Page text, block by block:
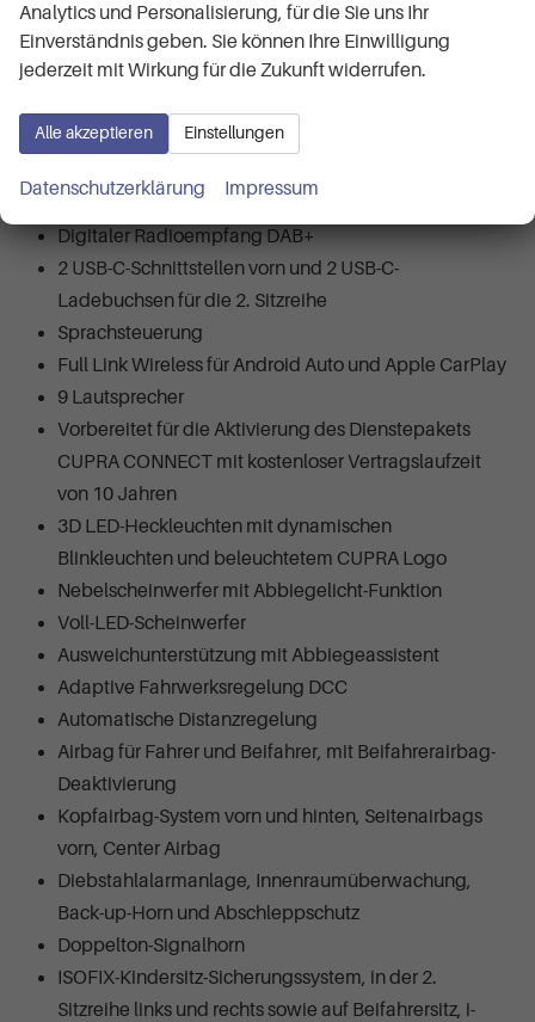
Sitzeinstellung elektrisch, für beide Vordersitze,
Fahrersitz mit Memory
Sitzmittelbahn in Dinamica "Black Soul"
Kopfstützen vorn im Sitz integriert
Media System Plus mit 12,9 Zoll Farb-Touch-Screen
Digitaler Radioempfang DAB+
2 USB-C-Schnittstellen vorn und 2 USB-C-
Ladebuchsen für die 2. Sitzreihe
Sprachsteuerung
Full Link Wireless für Android Auto und Apple CarPlay
9 Lautsprecher
Vorbereitet für die Aktivierung des Dienstepakets
CUPRA CONNECT mit kostenloser Vertragslaufzeit
von 10 Jahren
3D LED-Heckleuchten mit dynamischen
Blinkleuchten und beleuchtetem CUPRA Logo
Nebelscheinwerfer mit Abbiegelicht-Funktion
Voll-LED-Scheinwerfer
Ausweichunterstützung mit Abbiegeassistent
Adaptive Fahrwerksregelung DCC
Automatische Distanzregelung
Airbag für Fahrer und Beifahrer, mit Beifahrerairbag-
Deaktivierung
Kopfairbag-System vorn und hinten, Seitenairbags
vorn, Center Airbag
Diebstahlalarmanlage, Innenraumüberwachung,
Back-up-Horn und Abschleppschutz
Doppelton-Signalhorn
ISOFIX-Kindersitz-Sicherungssystem, in der 2.
Sitzreihe links und rechts sowie auf Beifahrersitz, i-
Analytics und Personalisierung, für die Sie uns Ihr
Einverständnis geben. Sie können Ihre Einwilligung
jederzeit mit Wirkung für die Zukunft widerrufen.
Alle akzeptieren Einstellungen
Datenschutzerklärung Impressum